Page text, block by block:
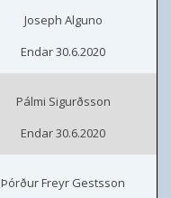
Joseph Alguno
Endar 30.6.2020
Pálmi Sigurðsson
Endar 30.6.2020
Þórður Freyr Gestsson